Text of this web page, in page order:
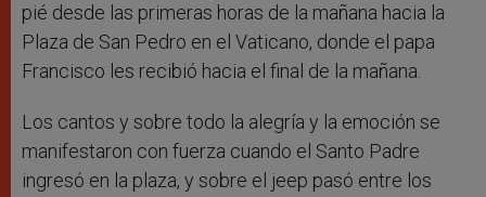
pié desde las primeras horas de la mañana hacia la
Plaza de San Pedro en el Vaticano, donde el papa
Francisco les recibió hacia el final de la mañana.
Los cantos y sobre todo la alegría y la emoción se
manifestaron con fuerza cuando el Santo Padre
ingresó en la plaza, y sobre el jeep pasó entre los